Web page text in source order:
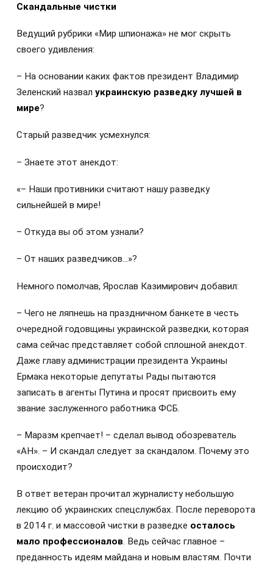
Скандальные чистки
Ведущий рубрики «Мир шпионажа» не мог скрыть
своего удивления:
– На основании каких фактов президент Владимир
Зеленский назвал украинскую разведку лучшей в
мире?
Старый разведчик усмехнулся:
– Знаете этот анекдот:
«– Наши противники считают нашу разведку
сильнейшей в мире!
– Откуда вы об этом узнали?
– От наших разведчиков…»?
Немного помолчав, Ярослав Казимирович добавил:
– Чего не ляпнешь на праздничном банкете в честь
очередной годовщины украинской разведки, которая
сама сейчас представляет собой сплошной анекдот.
Даже главу администрации президента Украины
Ермака некоторые депутаты Рады пытаются
записать в агенты Путина и просят присвоить ему
звание заслуженного работника ФСБ.
– Маразм крепчает! – сделал вывод обозреватель
«АН». – И скандал следует за скандалом. Почему это
происходит?
В ответ ветеран прочитал журналисту небольшую
лекцию об украинских спецслужбах. После переворота
в 2014 г. и массовой чистки в разведке осталось
мало профессионалов. Ведь сейчас главное –
преданность идеям майдана и новым властям. Почти